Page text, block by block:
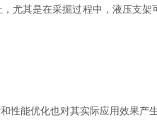
其是在采掘过程中，液压支架
能优化也对其实际应用效果产